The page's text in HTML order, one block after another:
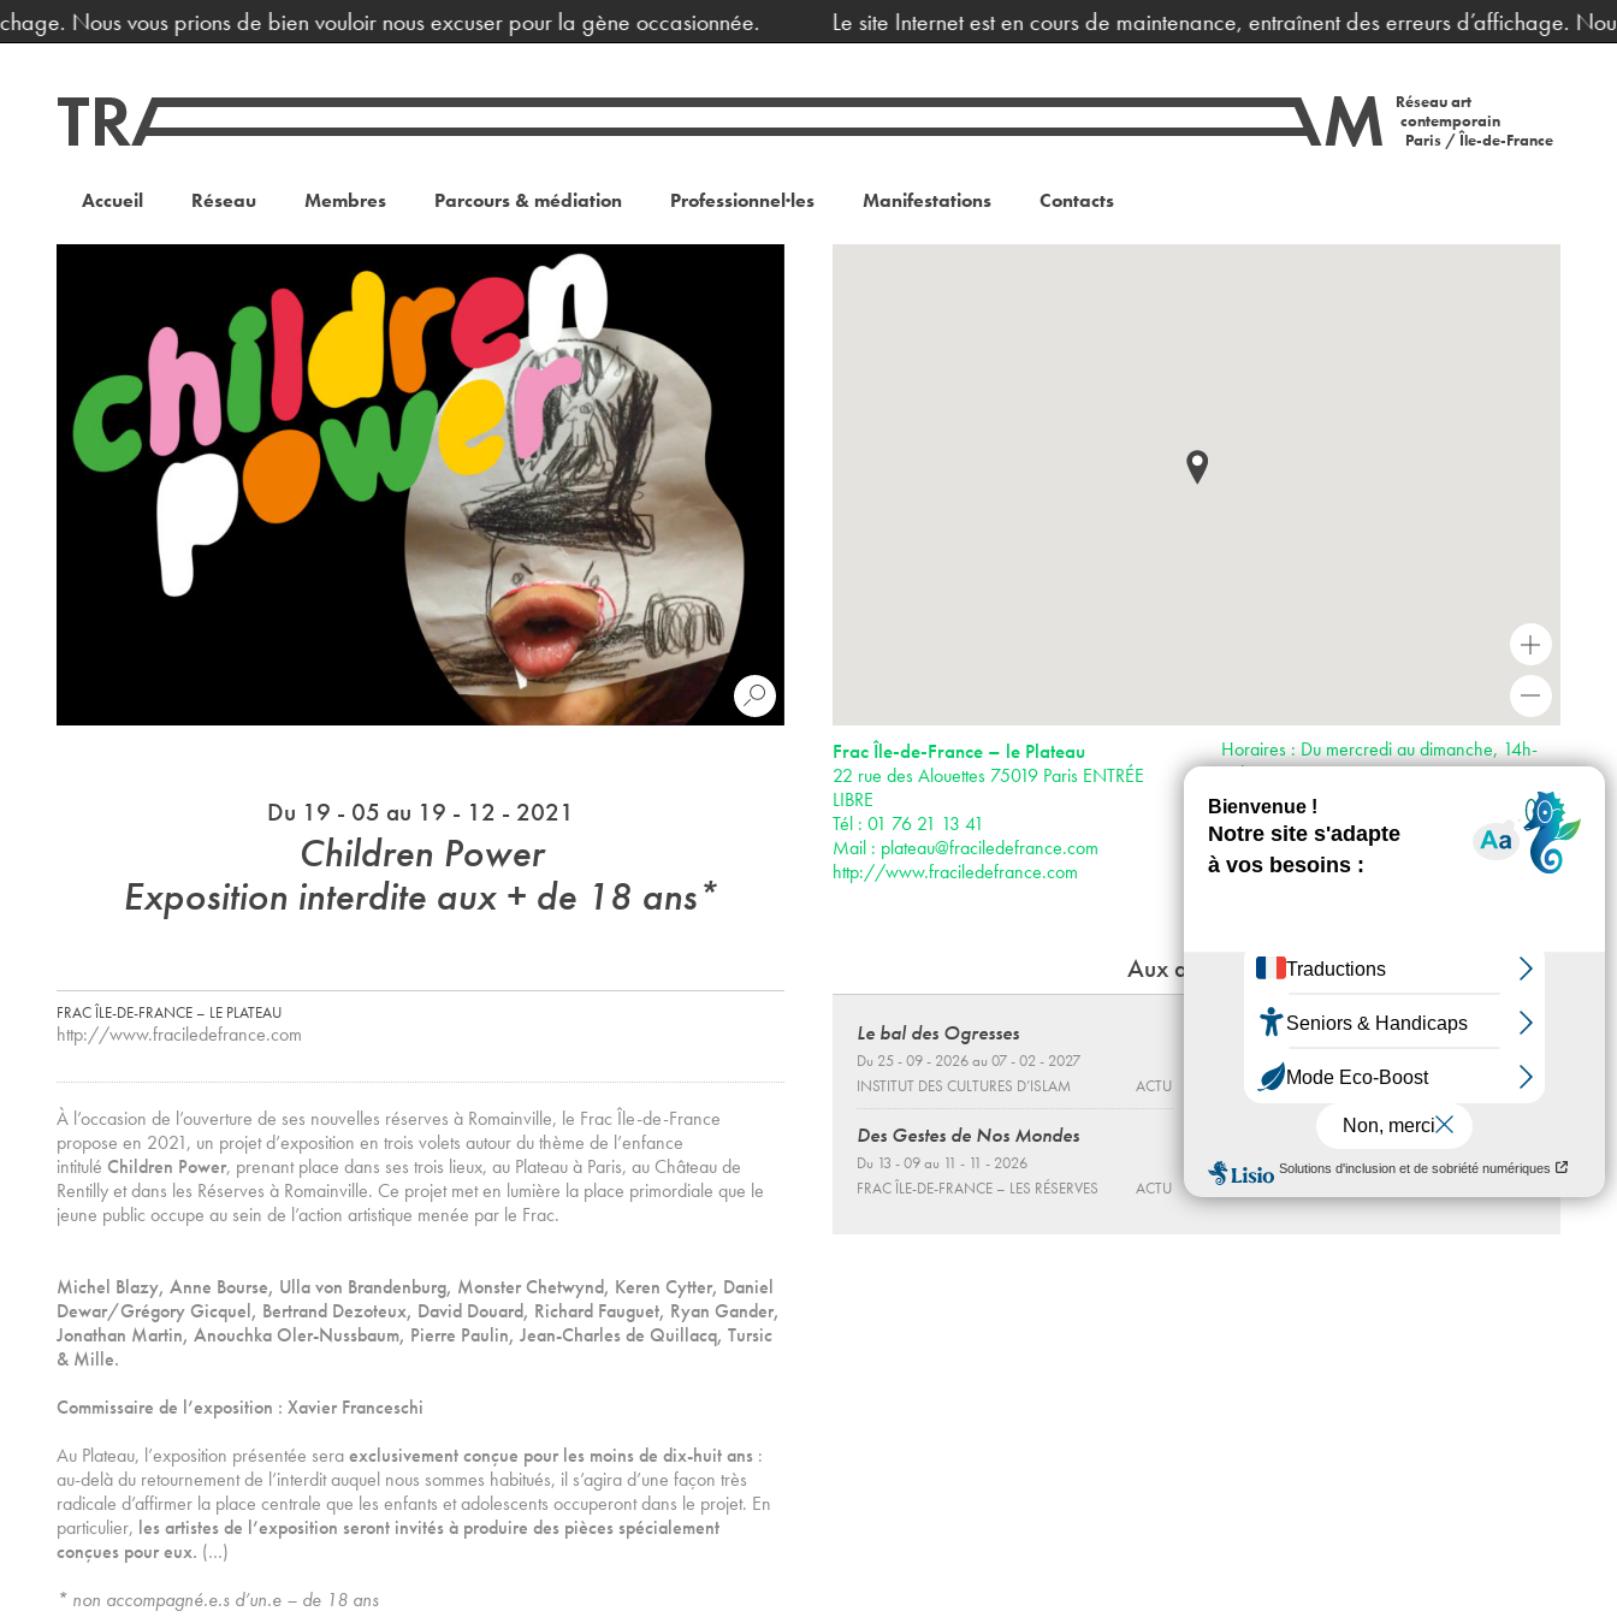
Nous vous prions de bien vouloir nous excuser pour la gène occasionnée. Le site Internet est en cours de maintenance, entraînent des erreurs d’affichage.
Réseau art
contemporain
Paris / Île-de-France
Accueil Réseau Membres Parcours & médiation Professionnel·les Manifestations Contacts
Du 19 - 05 au 19 - 12 - 2021
Children Power
Exposition interdite aux + de 18 ans*
FRAC ÎLE-DE-FRANCE – LE PLATEAU
http://www.fraciledefrance.com
À l’occasion de l’ouverture de ses nouvelles réserves à Romainville, le Frac Île-de-France
propose en 2021, un projet d’exposition en trois volets autour du thème de l’enfance
intitulé Children Power, prenant place dans ses trois lieux, au Plateau à Paris, au Château de
Rentilly et dans les Réserves à Romainville. Ce projet met en lumière la place primordiale que le
jeune public occupe au sein de l’action artistique menée par le Frac.
Michel Blazy, Anne Bourse, Ulla von Brandenburg, Monster Chetwynd, Keren Cytter, Daniel
Dewar/Grégory Gicquel, Bertrand Dezoteux, David Douard, Richard Fauguet, Ryan Gander,
Jonathan Martin, Anouchka Oler-Nussbaum, Pierre Paulin, Jean-Charles de Quillacq, Tursic
& Mille.
Commissaire de l’exposition : Xavier Franceschi
Au Plateau, l’exposition présentée seraexclusivement conçue pour les moins de dix-huit ans :
au-delà du retournement de l’interdit auquel nous sommes habitués, il s’agira d’une façon très
radicale d’affirmer la place centrale que les enfants et adolescents occuperont dans le projet. En
particulier, les artistes de l’exposition seront invités à produire des pièces spécialement
conçues pour eux. (…)
* non accompagné.e.s d’un.e – de 18 ans
+
Frac Île-de-France – le Plateau
22 rue des Alouettes 75019 Paris ENTRÉE
LIBRE
Tél : 01 76 21 13 41
Mail : plateau@fraciledefrance.com
http://www.fraciledefrance.com
Horaires : Du mercredi au dimanche, 14h-
19h
Accès :
· Métro 7 bis et 11
· Bus 26
· Vélib’ Place Hannah Arendt – station
Aux alentours
Le bal des Ogresses
Du 25 - 09 - 2026 au 07 - 02 - 2027
INSTITUT DES CULTURES D’ISLAM
ACTU
Des Gestes de Nos Mondes
Du 13 - 09 au 11 - 11 - 2026
FRAC ÎLE-DE-FRANCE – LES RÉSERVES
ACTU
OSCILLATION
Du 12 - 06 au 19 - 09 - 2026
CENTRE D’ART YGREC-ENSAPC
ACTU
À portée de voies
Du 02 - 10 au 15 - 11 - 2026
CENTRE D’ART YGREC-ENSAPC